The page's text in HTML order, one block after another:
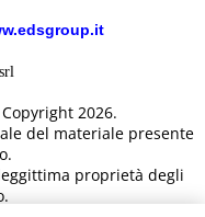
2026.
del materiale presente
proprietà degli